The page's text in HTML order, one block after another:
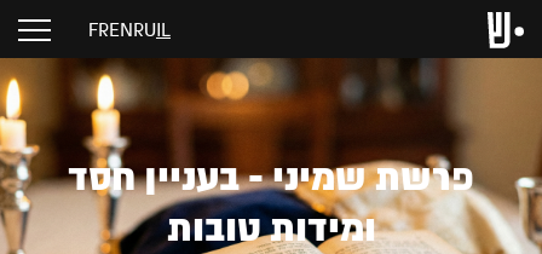
IL
RU
EN
FR
פרשת שמיני - בעניין חסד
ומידות טובות